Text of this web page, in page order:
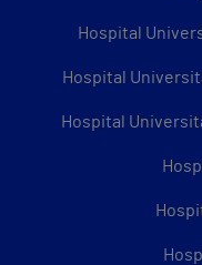
Hospital
Hospital
Hospital